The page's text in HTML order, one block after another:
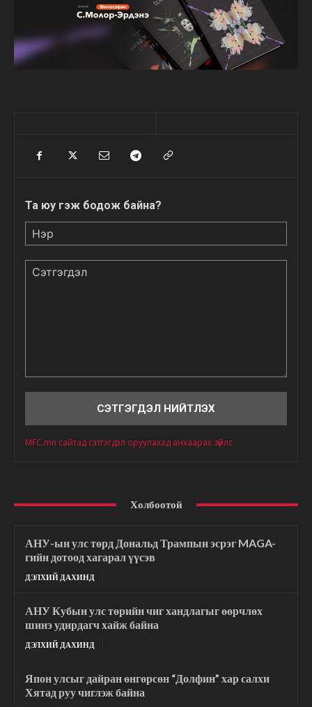
Та юу гэж бодож байна?
MFC.mn сайтад сэтгэгдэл оруулахад анхаарах зүйлс
Холбоотой
АНУ-ын улс төрд Дональд Трампын эсрэг MAGA-
гийн дотоод хагарал үүсэв
ДЭЛХИЙ ДАХИНД
АНУ Кубын улс төрийн чиг хандлагыг өөрчлөх
шинэ удирдагч хайж байна
ДЭЛХИЙ ДАХИНД
Япон улсыг дайран өнгөрсөн “Долфин” хар салхи
Хятад руу чиглэж байна